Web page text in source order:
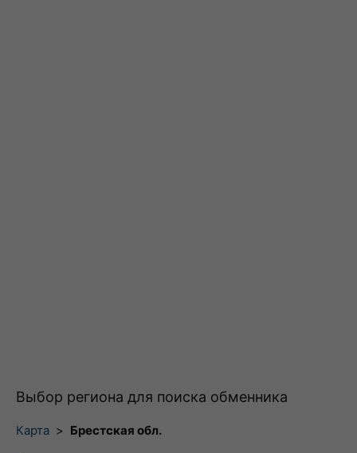
Выбор региона для поиска обменника
Карта > Брестская обл.